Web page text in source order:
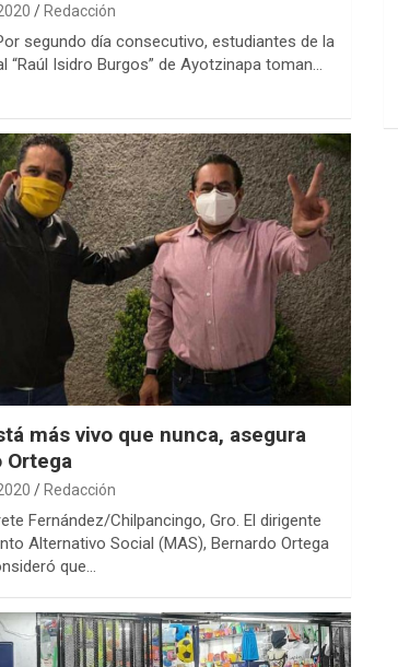
Redacción
segundo día consecutivo, estudiantes de la
“Raúl Isidro Burgos” de Ayotzinapa toman…
más vivo que nunca, asegura
Ortega
Redacción
Fernández/Chilpancingo, Gro. El dirigente
Alternativo Social (MAS), Bernardo Ortega
que…